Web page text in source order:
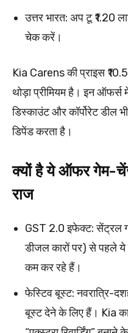
उत्तर भारत: अप टू ₹1.20
चेक करें।
Kia Carens की प्राइस
थोड़ा प्रीमियम है। इन
डिस्काउंट और कॉर्पोरेट डील
डिपेंड करता है।
क्यों है ये ऑफर गेम-
राज
GST 2.0 इफेक्ट: सेंट्रल
डीजल कारों पर) से पहले
कम कर रहे हैं।
फेस्टिव बूस्ट: नवरात्रि-
बूस्ट देने के लिए हैं। Kia